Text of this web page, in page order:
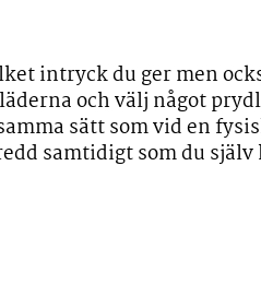
intryck du ger men
och välj något
sätt som vid en
samtidigt som du